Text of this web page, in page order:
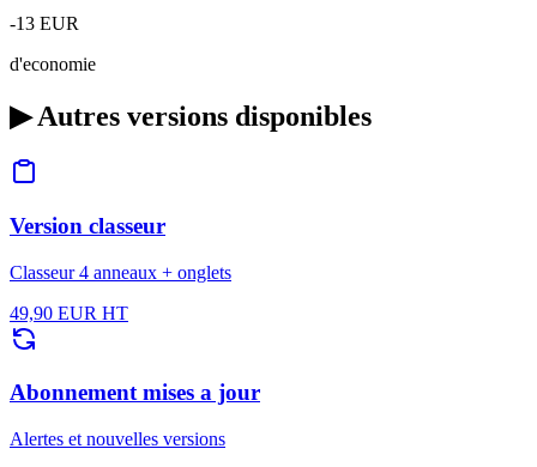
-13 EUR
d'economie
▶Autres versions disponibles
Version classeur
Classeur 4 anneaux + onglets
49,90 EUR HT
Abonnement mises a jour
Alertes et nouvelles versions